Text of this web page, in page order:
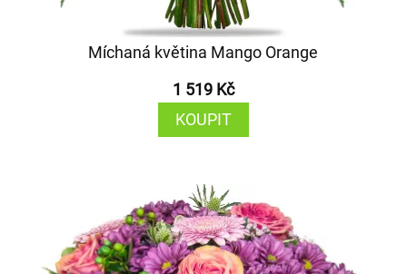
Míchaná květina Mango Orange
1 519 Kč
KOUPIT